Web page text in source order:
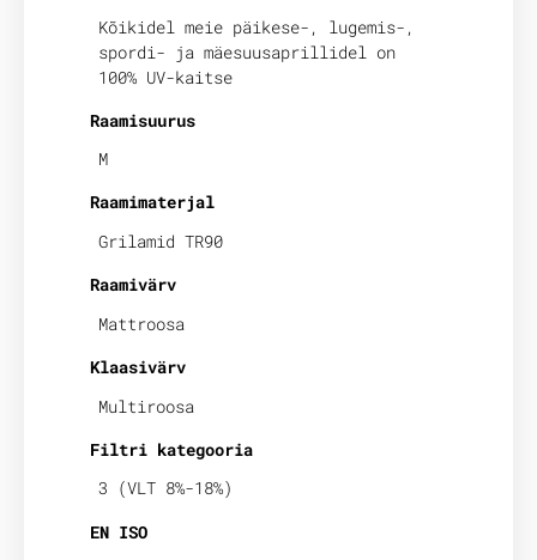
Kõikidel meie päikese-, lugemis-,
spordi- ja mäesuusaprillidel on
100% UV-kaitse
Raamisuurus
M
Raamimaterjal
Grilamid TR90
Raamivärv
Mattroosa
Klaasivärv
Multiroosa
Filtri kategooria
3 (VLT 8%-18%)
EN ISO